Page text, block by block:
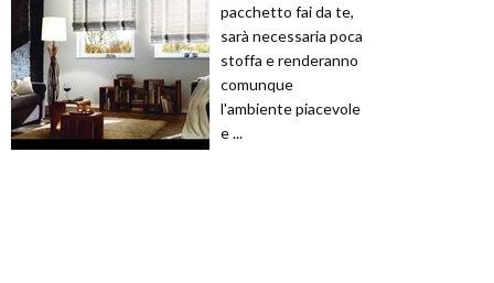
pacchetto fai da te,
sarà necessaria poca
stoffa e renderanno
comunque
l'ambiente piacevole
e ...